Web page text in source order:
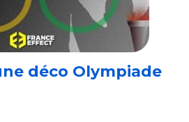
déco Olympiade